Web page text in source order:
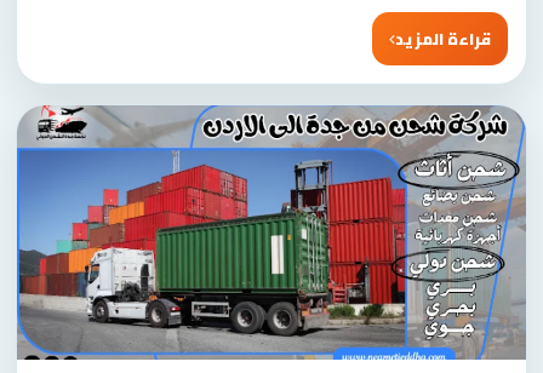
قراءة المزيد